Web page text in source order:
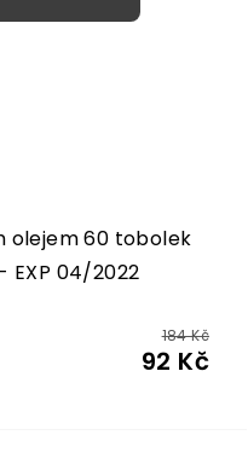
olejem 60 tobolek
EXP 04/2022
184 Kč
92 Kč